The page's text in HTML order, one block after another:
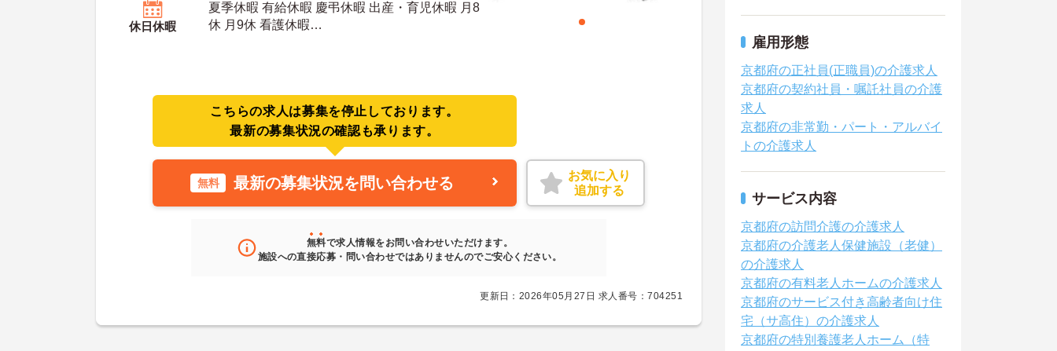
休日休暇
夏季休暇 有給休暇 慶弔休暇 出産・育児休暇 月8
休 月9休 看護休暇
こちらの求人は募集を停止しております。
最新の募集状況の確認も承ります。
無料 最新の募集状況を問い合わせる
お気に入り
追加する
無料で求人情報をお問い合わせいただけます。
施設への直接応募・問い合わせではありませんのでご安心ください。
更新日：2026年05月27日 求人番号：704251
雇用形態
京都府の正社員(正職員)の介護求人
京都府の契約社員・嘱託社員の介護
求人
京都府の非常勤・パート・アルバイ
トの介護求人
サービス内容
京都府の訪問介護の介護求人
京都府の介護老人保健施設（老健）
の介護求人
京都府の有料老人ホームの介護求人
京都府のサービス付き高齢者向け住
宅（サ高住）の介護求人
京都府の特別養護老人ホーム（特